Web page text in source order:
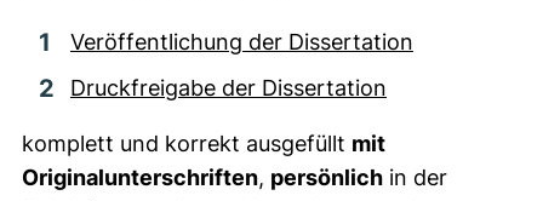
Veröffentlichung der Dissertation
Druckfreigabe der Dissertation
komplett und korrekt ausgefüllt mit
Originalunterschriften, persönlich in der